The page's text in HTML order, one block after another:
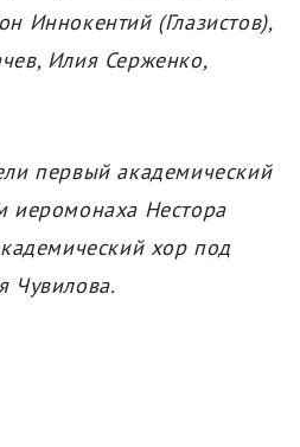
Иннокентий (Глазистов),
Илия Серженко,
первый академический
иеромонаха Нестора
хор под
Чувилова.